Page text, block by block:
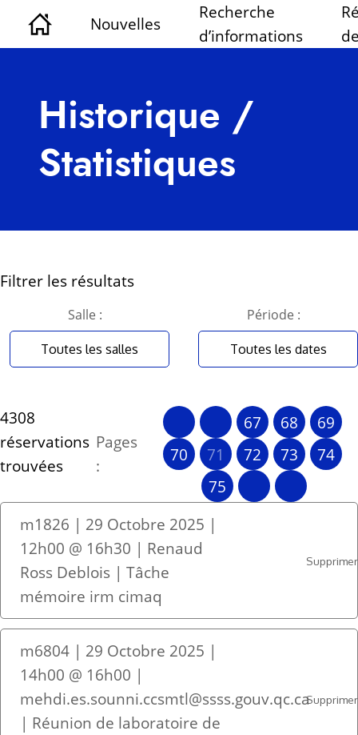
Nouvelles
Recherche
d’informations
Historique /
Statistiques
Filtrer les résultats
Salle :
Toutes les salles
Période :
Toutes les dates
4308
réservations
trouvées
Pages
:
67 68
69
70
71 72 73
74
75
m1826 | 29 Octobre 2025 |
12h00 @ 16h30 | Renaud
Ross Deblois | Tâche
mémoire irm cimaq
Supprimer
m6804 | 29 Octobre 2025 |
14h00 @ 16h00 |
mehdi.es.sounni.ccsmtl@ssss.gouv.qc.ca
| Réunion de laboratoire de
Supprimer